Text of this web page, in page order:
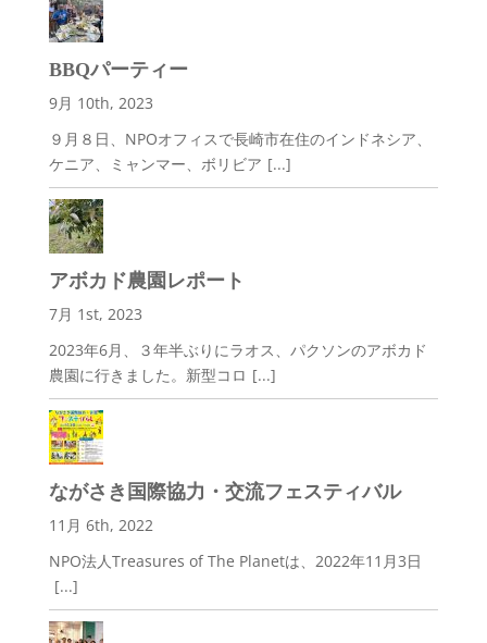
BBQパーティー
9月 10th, 2023
９月８日、NPOオフィスで長崎市在住のインドネシア、
ケニア、ミャンマー、ボリビア [...]
アボカド農園レポート
7月 1st, 2023
2023年6月、３年半ぶりにラオス、パクソンのアボカド
農園に行きました。新型コロ [...]
ながさき国際協力・交流フェスティバル
11月 6th, 2022
NPO法人Treasures of The Planetは、2022年11月3日
[...]